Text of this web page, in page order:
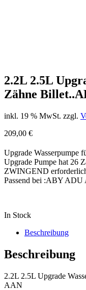
2.2L 2.5L
Zähne
inkl. 19 % MwSt. zzgl.
209,00 €
Upgrade Wasserpumpe
Upgrade Pumpe hat 26
ZWINGEND
Passend bei :ABY
In Stock
Beschreibung
Beschreibung
2.2L 2.5L Upgrade
AAN